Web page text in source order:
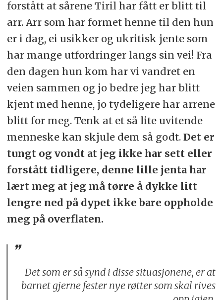
forstått at sårene Tiril har fått er blitt til
arr. Arr som har formet henne til den hun
er i dag, ei usikker og ukritisk jente som
har mange utfordringer langs sin vei! Fra
den dagen hun kom har vi vandret en
veien sammen og jo bedre jeg har blitt
kjent med henne, jo tydeligere har arrene
blitt for meg. Tenk at et så lite uvitende
menneske kan skjule dem så godt. Det er
tungt og vondt at jeg ikke har sett eller
forstått tidligere, denne lille jenta har
lært meg at jeg må tørre å dykke litt
lengre ned på dypet ikke bare oppholde
meg på overflaten.
Det som er så synd i disse situasjonene, er at
barnet gjerne fester nye røtter som skal rives